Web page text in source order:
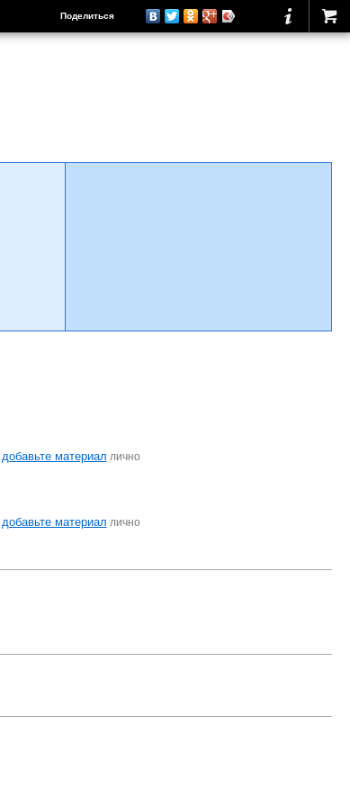
Поделиться
добавьте материал лично
добавьте материал лично